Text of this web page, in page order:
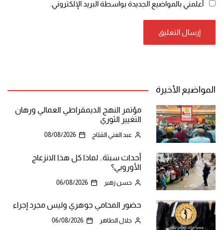
أعلمني بالمواضيع الجديدة بواسطة البريد الإلكتروني.
المواضيع الأخيرة
مؤتمر النهج الديمقراطي العمالي ورهان
التغيير الثوري
عبد الغني القبّاج 08/08/2026
أحداث سبتة.. لماذا كل هذا الانزعاج
الأوروبي؟
حسن زهير 06/08/2026
حضور المحامي جوهري وليس مجرد إجراء
جلال الطاهر 06/08/2026